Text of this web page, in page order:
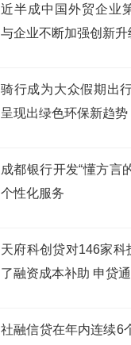
近半成中国外贸企业
与企业不断加强创新升
骑行成为大众假期出
呈现出绿色环保新趋势
成都银行开发“懂方言
个性化服务
天府科创贷对146家科
了融资成本补助 申贷
社融信贷在年内连续6